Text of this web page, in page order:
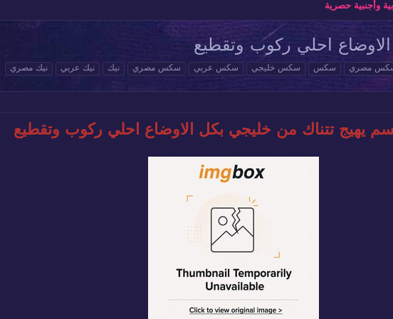
وأجنبية حصرية
احلي ركوب وتقطيع
سكس مصري سكس سكس خليجي سكس عربي سكس مصري نيك نيك عربي نيك مصري
يهيج تتناك من خليجي بكل الاوضاع احلي ركوب وتقطيع